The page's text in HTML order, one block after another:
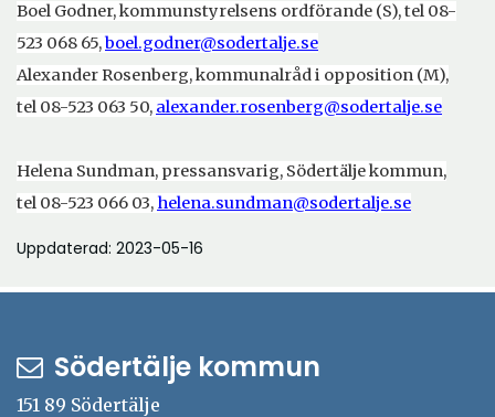
Boel Godner, kommunstyrelsens ordförande (S), tel 08-
523 068 65,boel.godner@sodertalje.se
Alexander Rosenberg, kommunalråd i opposition (M),
tel 08-523 063 50, alexander.rosenberg@sodertalje.se
Helena Sundman, pressansvarig, Södertälje kommun,
tel 08-523 066 03, helena.sundman@sodertalje.se
Uppdaterad: 2023-05-16
Södertälje kommun
151 89 Södertälje